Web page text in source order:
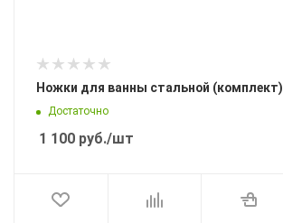
Ножки для ванны стальной (комплект)
Достаточно
1 100 руб./шт